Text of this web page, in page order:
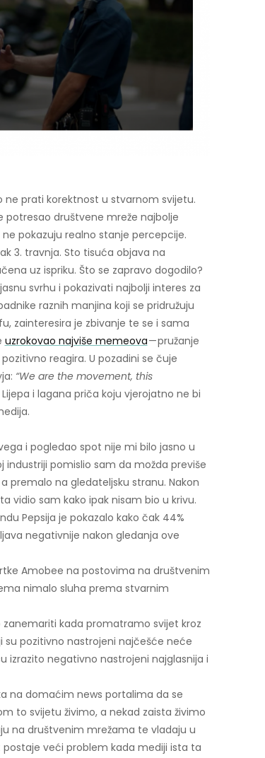
ne prati korektnost u stvarnom svijetu.
potresao društvene mreže najbolje
pokazuju realno stanje percepcije.
3. travnja. Sto tisuća objava na
uz ispriku. Što se zapravo dogodilo?
svrhu i pokazivati najbolji interes za
raznih manjina koji se pridružuju
zainteresira je zbivanje te se i sama
uzrokovao najviše memeova— pružanje
reagira. U pozadini se čuje
“We are the movement, this
Lijepa i lagana priča koju vjerojatno ne bi
i pogledao spot nije mi bilo jasno u
pomislio sam da možda previše
premalo na gledateljsku stranu. Nakon
vidio sam kako ipak nisam bio u krivu.
Pepsija je pokazalo kako čak 44%
negativnije nakon gledanja ove
Amobee na postovima na društvenim
nimalo sluha prema stvarnim
kada promatramo svijet kroz
su pozitivno nastrojeni najčešće neće
izrazito negativno nastrojeni najglasnija i
na domaćim news portalima da se
to svijetu živimo, a nekad zaista živimo
na društvenim mrežama te vladaju u
veći problem kada mediji ista ta